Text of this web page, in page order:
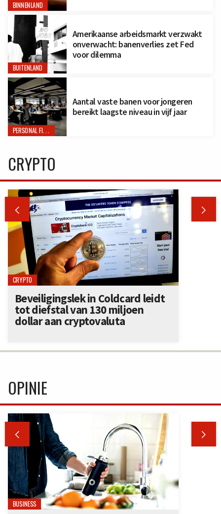
BINNENLAND
BUITENLAND
Amerikaanse arbeidsmarkt verzwakt
onverwacht: banenverlies zet Fed
voor dilemma
PERSONAL FINANCE
Aantal vaste banen voor jongeren
bereikt laagste niveau in vijf jaar
CRYPTO
 
CRYPTO
Beveiligingslek in Coldcard leidt
tot diefstal van 130 miljoen
dollar aan cryptovaluta
OPINIE
 
BUSINESS